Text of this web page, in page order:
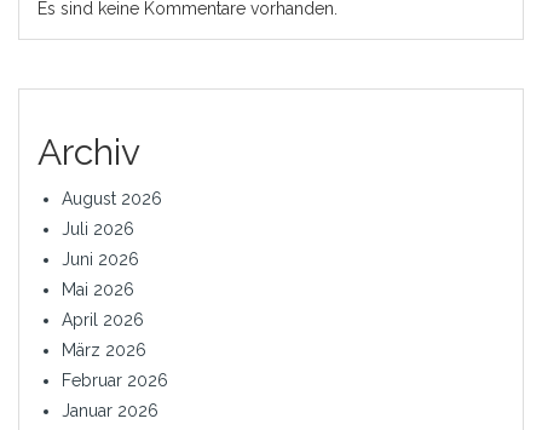
Es sind keine Kommentare vorhanden.
Archiv
August 2026
Juli 2026
Juni 2026
Mai 2026
April 2026
März 2026
Februar 2026
Januar 2026